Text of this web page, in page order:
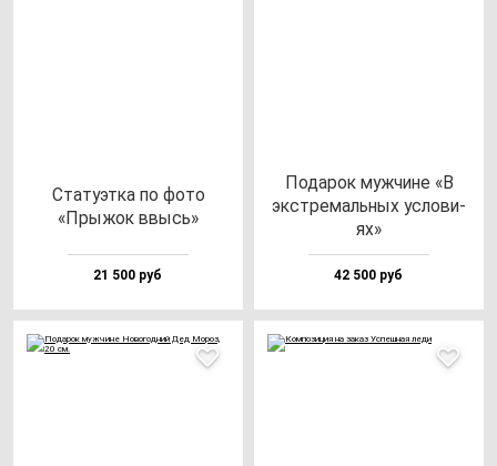
Ста­ту­эт­ка по фо­то
«Пры­жок ввысь»
21 500 руб
Пода­рок муж­чи­не «В
экс­тре­маль­ных ус­ло­ви­
ях»
42 500 руб